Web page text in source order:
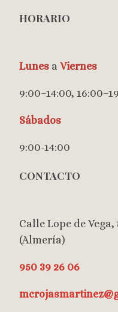
HORARIO
Lunes a Viernes
9:00–14:00,
Sábados
9:00-14:00
CONTACTO
Calle Lope de Vega,
(Almería)
950 39 26 06